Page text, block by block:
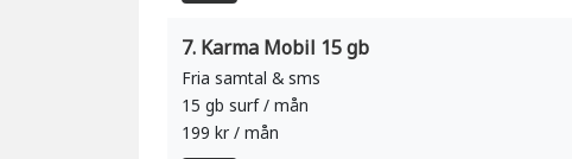
7. Karma Mobil 15 gb
Fria samtal & sms
15 gb surf / mån
199 kr / mån